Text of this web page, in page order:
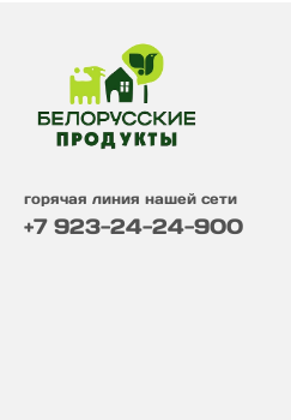
горячая линия нашей сети
+7 923-24-24-900